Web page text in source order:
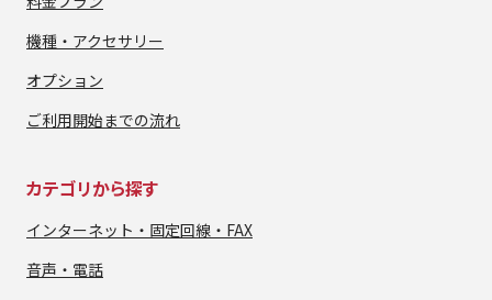
機種・アクセサリー
オプション
ご利用開始までの流れ
カテゴリから探す
インターネット・ 固定回線・FAX
音声・電話